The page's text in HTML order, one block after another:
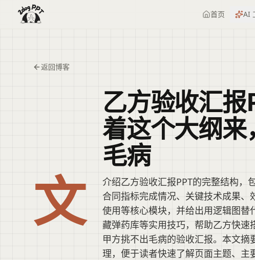
首页 AI
返回博客
文
乙方验收汇
着这个大纲
毛病
介绍乙方验收汇报PPT的完整结构，
合同指标完成情况、关键技术成果、
使用等核心模块，并给出用逻辑图替
藏弹药库等实用技巧，帮助乙方快速
甲方挑不出毛病的验收汇报。本文摘
理，便于读者快速了解页面主题、主